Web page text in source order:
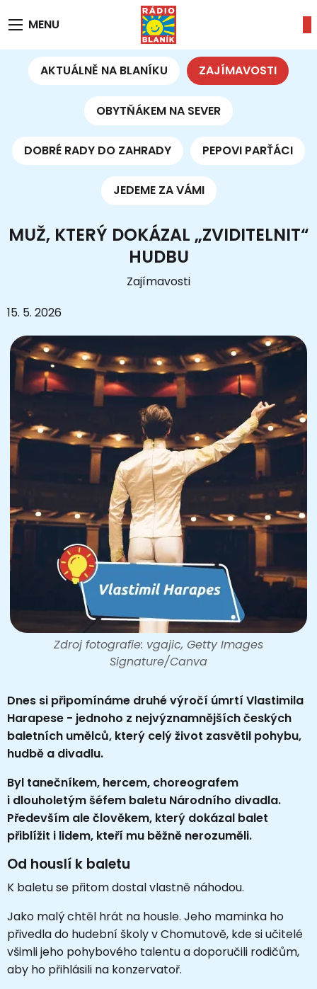
MENU
AKTUÁLNĚ NA BLANÍKU ZAJÍMAVOSTI
OBYTŇÁKEM NA SEVER
DOBRÉ RADY DO ZAHRADY PEPOVI PARŤÁCI
JEDEME ZA VÁMI
MUŽ, KTERÝ DOKÁZAL „ZVIDITELNIT“
HUDBU
Zajímavosti
15. 5. 2026
Zdroj fotografie: vgajic, Getty Images
Signature/Canva
Dnes si připomínáme druhé výročí úmrtí Vlastimila
Harapese - jednoho z nejvýznamnějších českých
baletních umělců, který celý život zasvětil pohybu,
hudbě a divadlu.
Byl tanečníkem, hercem, choreografem
i dlouholetým šéfem baletu Národního divadla.
Především ale člověkem, který dokázal balet
přiblížit i lidem, kteří mu běžně nerozuměli.
Od houslí k baletu
K baletu se přitom dostal vlastně náhodou.
Jako malý chtěl hrát na housle. Jeho maminka ho
přivedla do hudební školy v Chomutově, kde si učitelé
všimli jeho pohybového talentu a doporučili rodičům,
aby ho přihlásili na konzervatoř.